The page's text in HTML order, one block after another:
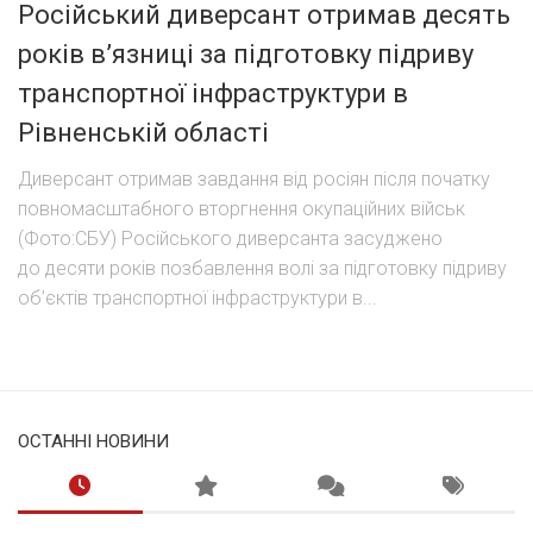
Російський диверсант отримав десять
років в’язниці за підготовку підриву
транспортної інфраструктури в
Рівненській області
Диверсант отримав завдання від росіян після початку
повномасштабного вторгнення окупаційних військ
(Фото:СБУ) Російського диверсанта засуджено
до десяти років позбавлення волі за підготовку підриву
об’єктів транспортної інфраструктури в...
ОСТАННІ НОВИНИ